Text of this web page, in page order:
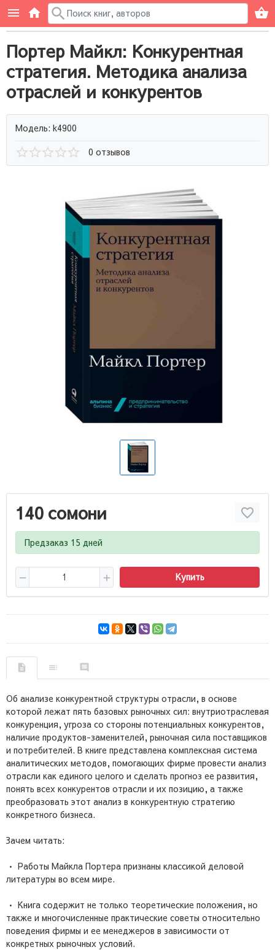
Портер Майкл: Конкурентная
стратегия. Методика анализа
отраслей и конкурентов
Модель: k4900
0 отзывов
140 сомони
Предзаказ 15 дней
Купить
Об анализе конкурентной структуры отрасли, в основе
которой лежат пять базовых рыночных сил: внутриотраслевая
конкуренция, угроза со стороны потенциальных конкурентов,
наличие продуктов-заменителей, рыночная сила поставщиков
и потребителей. В книге представлена комплексная система
аналитических методов, помогающих фирме провести анализ
отрасли как единого целого и сделать прогноз ее развития,
понять всех конкурентов отрасли и их позицию, а также
преобразовать этот анализ в конкурентную стратегию
конкретного бизнеса.
Зачем читать:
• Работы Майкла Портера признаны классикой деловой
литературы во всем мире.
• Книга содержит не только теоретические положения, но
также и многочисленные практические советы относительно
поведения фирмы и ее менеджеров в зависимости от
конкретных рыночных условий.